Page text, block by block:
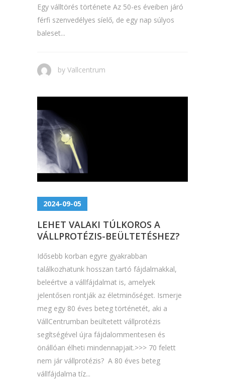
Egy válltörés története Az 50-es éveiben járó
férfi szenvedélyes síelő, de egy nap súlyos
baleset...
by Vallcentrum
2024-09-05
LEHET VALAKI TÚLKOROS A
VÁLLPROTÉZIS-BEÜLTETÉSHEZ?
Idősebb korban egyre gyakrabban
találkozhatunk hosszan tartó fájdalmakkal,
beleértve a vállfájdalmat is, amelyek
jelentősen rontják az életminőséget. Ismerje
meg egy 80 éves beteg történetét, aki a
VállCentrumban beültetett vállprotézis
segítségével újra fájdalommentesen és
önállóan élheti mindennapjait.>>> 70 felett
nem jár vállprotézis? A 80 éves beteg
vállfájdalma tíz...